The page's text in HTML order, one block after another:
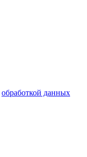
обработкой данных